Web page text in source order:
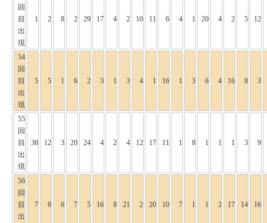
回
目
出
現
1 2 8 2 29 17 4 2 10 11 6 4 1 20 4 2 5 12
54
回
目
出
現
5 5 1 6 2 3 1 3 4 1 16 1 3 6 4 16 8 3
55
回
目
出
現
38 12 3 20 24 4 2 4 12 17 11 1 8 1 1 1 3 9
56
回
目
出
7 8 6 7 5 16 8 21 2 20 10 7 1 1 2 17 14 16